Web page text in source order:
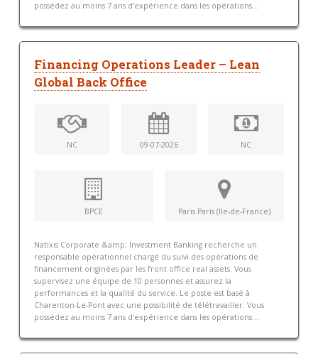
possédez au moins 7 ans d’expérience dans les opérations...
Financing Operations Leader – Lean
Global Back Office
NC 09-07-2026 NC
BPCE Paris Paris (Ile-de-France)
Natixis Corporate &amp; Investment Banking recherche un
responsable opérationnel chargé du suivi des opérations de
financement originées par les front office real assets. Vous
supervisez une équipe de 10 personnes et assurez la
performances et la qualité du service. Le poste est basé à
Charenton-Le-Pont avec une possibilité de télétravailler. Vous
possédez au moins 7 ans d’expérience dans les opérations...